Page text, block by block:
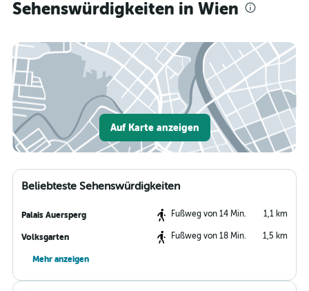
Sehenswürdigkeiten in Wien
Auf Karte anzeigen
Beliebteste Sehenswürdigkeiten
Palais Auersperg Fußweg von 14 Min. 1,1 km
Volksgarten Fußweg von 18 Min. 1,5 km
Mehr anzeigen